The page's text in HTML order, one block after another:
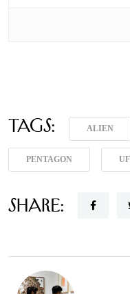
Tags: ALIEN
PENTAGON
Share: